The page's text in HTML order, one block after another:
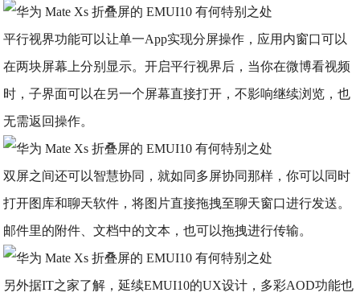
平行视界功能可以让单一App实现分屏操作，应用内窗口可以
在两块屏幕上分别显示。开启平行视界后，当你在微博看视频
时，子界面可以在另一个屏幕直接打开，不影响继续浏览，也
无需返回操作。
双屏之间还可以智慧协同，就如同多屏协同那样，你可以同时
打开图库和聊天软件，将图片直接拖拽至聊天窗口进行发送。
邮件里的附件、文档中的文本，也可以拖拽进行传输。
另外据IT之家了解，延续EMUI10的UX设计，多彩AOD功能也